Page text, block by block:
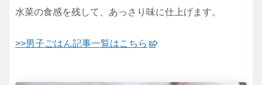
水菜の食感を残して、あっさり味に仕上げます。
>>男子ごはん記事一覧はこちら